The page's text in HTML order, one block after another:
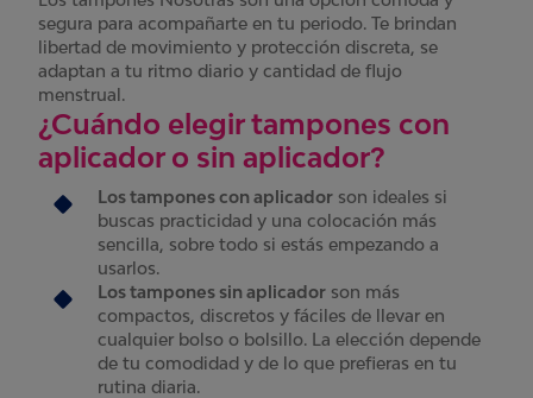
segura para acompañarte en tu periodo. Te brindan
libertad de movimiento y protección discreta, se
adaptan a tu ritmo diario y cantidad de flujo
menstrual.
¿Cuándo elegir tampones con
aplicador o sin aplicador?
Los tampones con aplicador son ideales si
buscas practicidad y una colocación más
sencilla, sobre todo si estás empezando a
usarlos.
Los tampones sin aplicador son más
compactos, discretos y fáciles de llevar en
cualquier bolso o bolsillo. La elección depende
de tu comodidad y de lo que prefieras en tu
rutina diaria.